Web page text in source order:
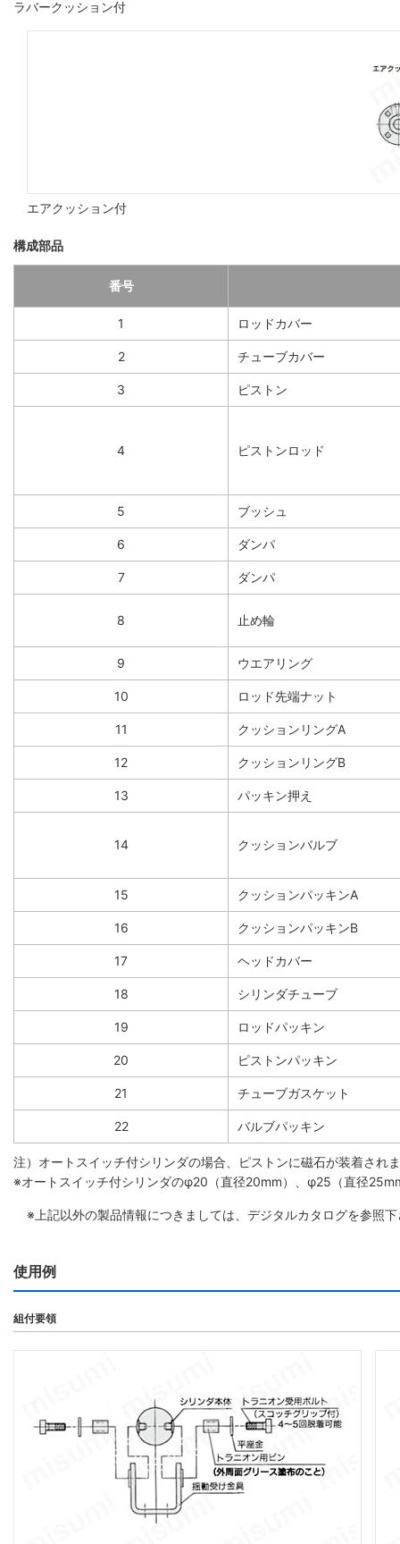
ラバークッション付
エアクッション付
構成部品
番号
1 ロッドカバー
2 チューブカバー
3 ピストン
4 ピストンロッド
5 ブッシュ
6 ダンパ
7 ダンパ
8 止め輪
9 ウエアリング
10 ロッド先端ナット
11 クッションリングA
12 クッションリングB
13 パッキン押え
14 クッションバルブ
15 クッションパッキンA
16 クッションパッキンB
17 ヘッドカバー
18 シリンダチューブ
19 ロッドパッキン
20 ピストンパッキン
21 チューブガスケット
22 バルブパッキン
注）オートスイッチ付シリンダの場合、ピストンに磁石が装着され
※オートスイッチ付シリンダのφ20（直径20mm）、φ25（直径
※上記以外の製品情報につきましては、デジタルカタログを参照
使用例
組付要領